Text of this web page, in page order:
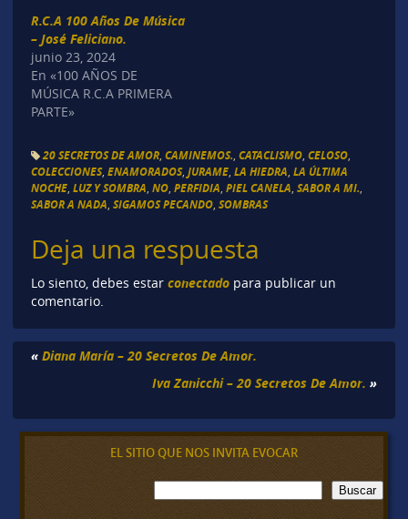
R.C.A 100 Años De Música
– José Feliciano.
junio 23, 2024
En «100 AÑOS DE
MÚSICA R.C.A PRIMERA
PARTE»
20 SECRETOS DE AMOR, CAMINEMOS. CATACLISMO, CELOSO,
COLECCIONES, ENAMORADOS, JURAME, LA HIEDRA LA ÚLTIMA
NOCHE, LUZ Y SOMBRA NO, PERFIDIA PIEL CANELA SABOR A MI.
SABOR A NADA SIGAMOS PECANDO, SOMBRAS
Deja una respuesta
Lo siento, debes estar conectadopara publicar un
comentario.
« Diana María – 20 Secretos De Amor.
Iva Zanicchi – 20 Secretos De Amor. »
EL SITIO QUE NOS INVITA EVOCAR
B
u
Buscar